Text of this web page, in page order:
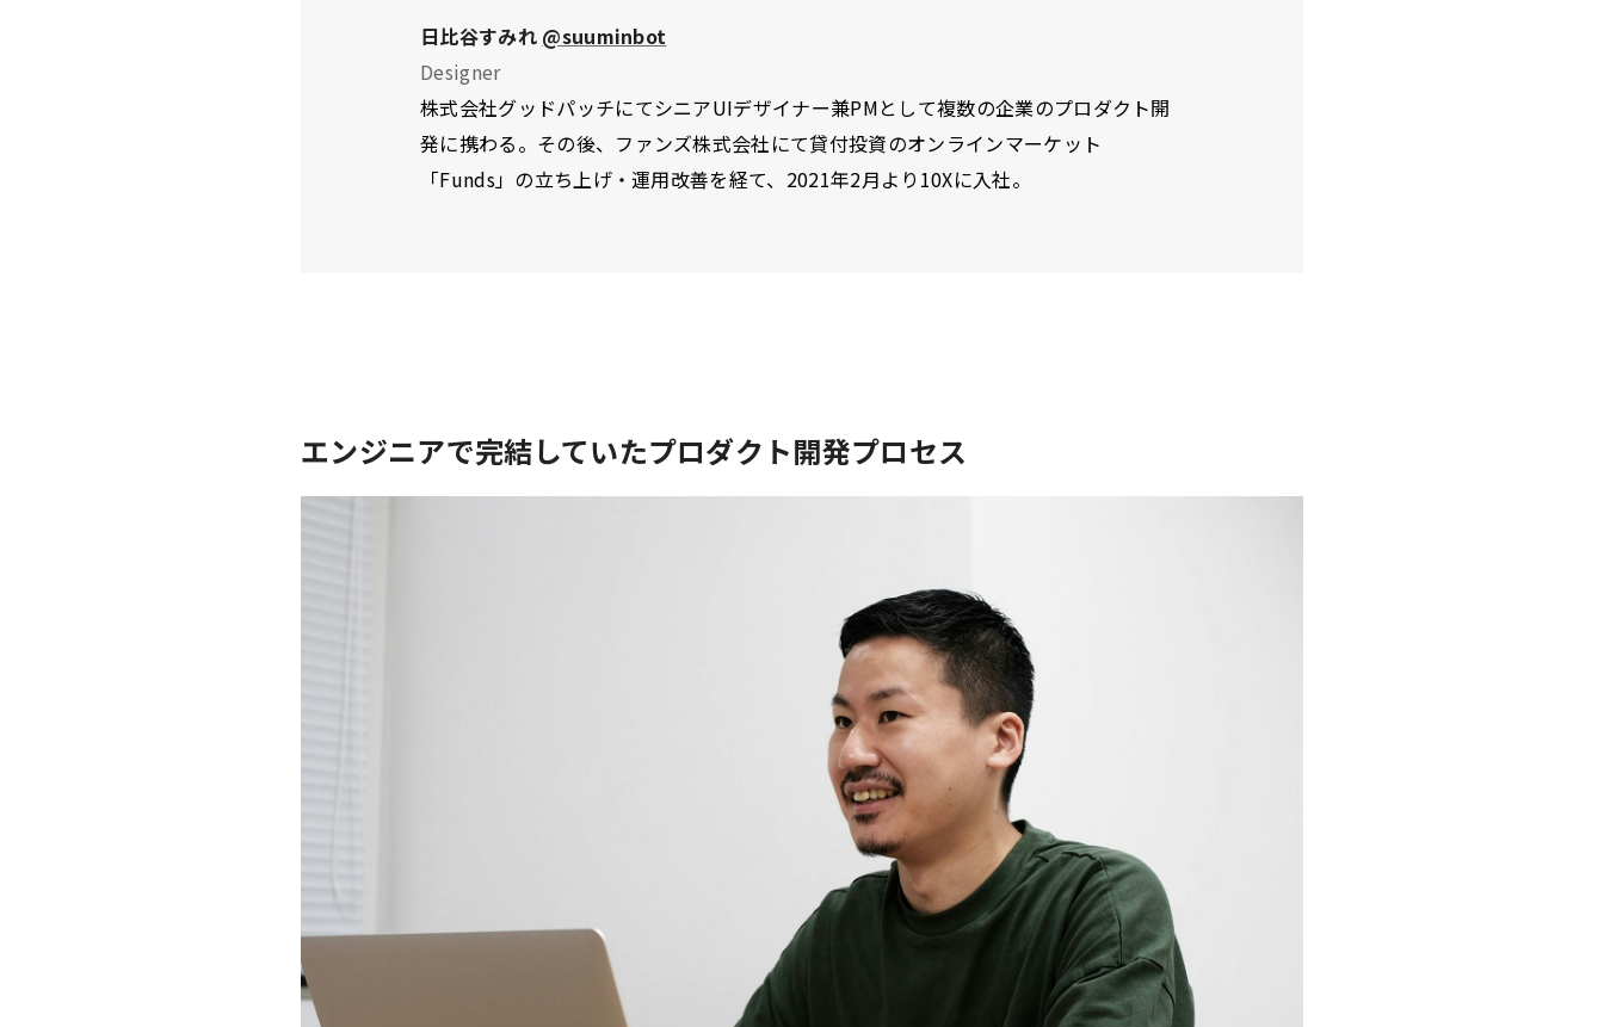
日比谷すみれ @suuminbot
Designer
株式会社グッドパッチにてシニアUIデザイナー兼PMとして複数の企業のプロダクト開
発に携わる。その後、ファンズ株式会社にて貸付投資のオンラインマーケット
「Funds」の立ち上げ・運用改善を経て、2021年2月より10Xに入社。
エンジニアで完結していたプロダクト開発プロセス